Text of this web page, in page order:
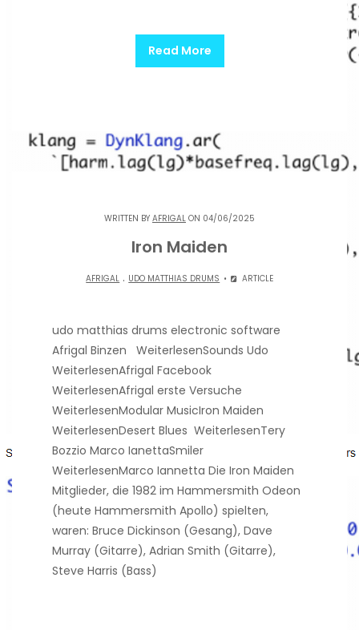
Read More
WRITTEN BY AFRIGAL ON 04/06/2025
Iron Maiden
AFRIGAL . UDO MATTHIAS DRUMS ARTICLE
udo matthias drums electronic software
Afrigal Binzen WeiterlesenSounds Udo
WeiterlesenAfrigal Facebook
WeiterlesenAfrigal erste Versuche
WeiterlesenModular MusicIron Maiden
WeiterlesenDesert Blues WeiterlesenTery
Bozzio Marco IanettaSmiler
WeiterlesenMarco Iannetta Die Iron Maiden
Mitglieder, die 1982 im Hammersmith Odeon
(heute Hammersmith Apollo) spielten,
waren: Bruce Dickinson (Gesang), Dave
Murray (Gitarre), Adrian Smith (Gitarre),
Steve Harris (Bass)